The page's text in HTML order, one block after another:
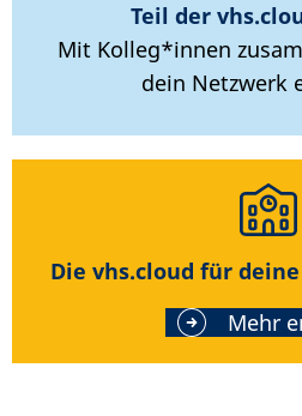
Teil der
Mit Kolleg*innen
dein Netzwerk
Die vhs.cloud für
Mehr